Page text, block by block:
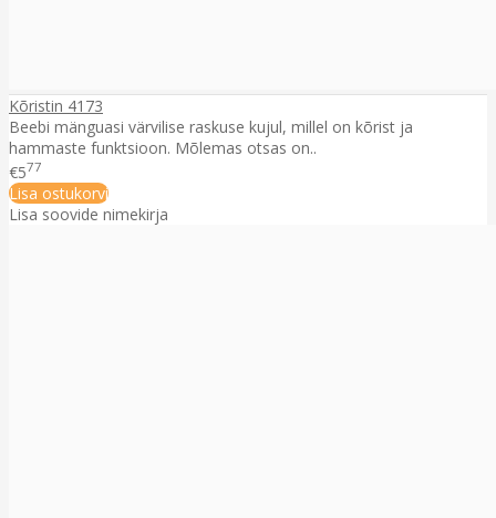
Kõristin 4173
Beebi mänguasi värvilise raskuse kujul, millel on kõrist ja
hammaste funktsioon. Mõlemas otsas on..
€577
Lisa ostukorvi
Lisa soovide nimekirja